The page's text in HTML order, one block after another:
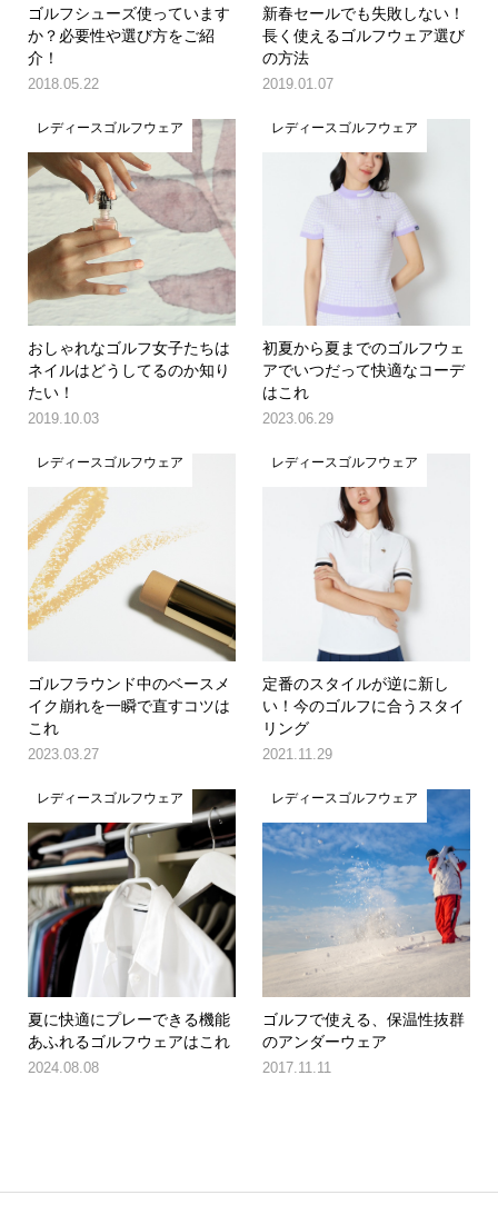
ゴルフシューズ使っています
か？必要性や選び方をご紹
介！
2018.05.22
新春セールでも失敗しない！
長く使えるゴルフウェア選び
の方法
2019.01.07
レディースゴルフウェア
おしゃれなゴルフ女子たちは
ネイルはどうしてるのか知り
たい！
2019.10.03
レディースゴルフウェア
初夏から夏までのゴルフウェ
アでいつだって快適なコーデ
はこれ
2023.06.29
レディースゴルフウェア
ゴルフラウンド中のベースメ
イク崩れを一瞬で直すコツは
これ
2023.03.27
レディースゴルフウェア
定番のスタイルが逆に新し
い！今のゴルフに合うスタイ
リング
2021.11.29
レディースゴルフウェア
夏に快適にプレーできる機能
あふれるゴルフウェアはこれ
2024.08.08
レディースゴルフウェア
ゴルフで使える、保温性抜群
のアンダーウェア
2017.11.11